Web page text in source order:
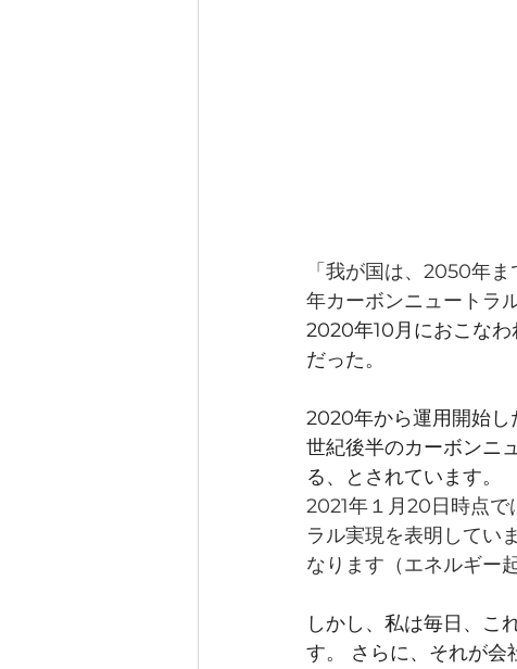
「我が国は、2050年
年カーボンニュートラ
2020年10月におこなわ
だった。
2020年から運用開始し
世紀後半のカーボンニ
る、とされています。
2021年１月20日時点で
ラル実現を表明してい
なります（エネルギー
しかし、私は毎日、こ
す。 さらに、それが会